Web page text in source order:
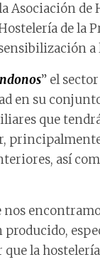
Asociación
de la
a
” el
en su
que
así
producido,
la